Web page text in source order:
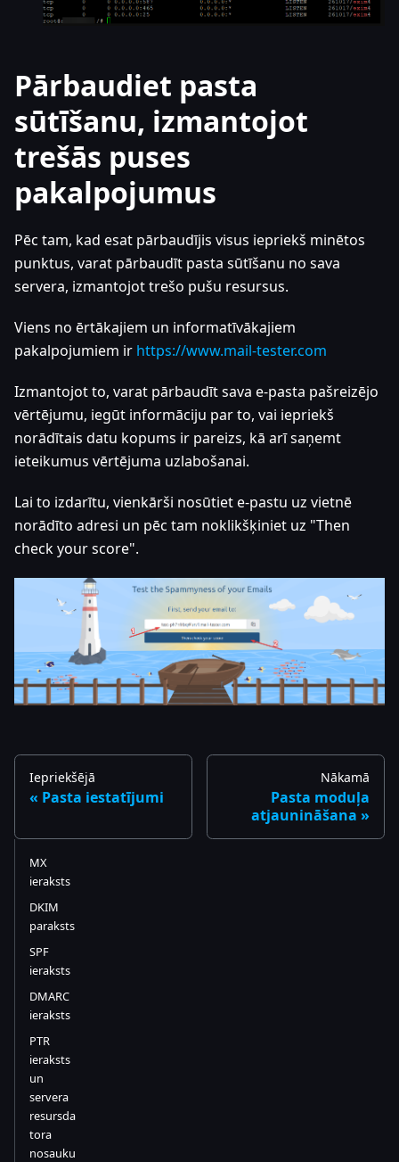
Pārbaudiet pasta
sūtīšanu, izmantojot
trešās puses
pakalpojumus
Pēc tam, kad esat pārbaudījis visus iepriekš minētos
punktus, varat pārbaudīt pasta sūtīšanu no sava
servera, izmantojot trešo pušu resursus.
Viens no ērtākajiem un informatīvākajiem
pakalpojumiem ir https://www.mail-tester.com
Izmantojot to, varat pārbaudīt sava e-pasta pašreizējo
vērtējumu, iegūt informāciju par to, vai iepriekš
norādītais datu kopums ir pareizs, kā arī saņemt
ieteikumus vērtējuma uzlabošanai.
Lai to izdarītu, vienkārši nosūtiet e-pastu uz vietnē
norādīto adresi un pēc tam noklikšķiniet uz "Then
check your score".
Iepriekšējā
Pasta iestatījumi
Nākamā
Pasta moduļa
atjaunināšana
MX
ieraksts
DKIM
paraksts
SPF
ieraksts
DMARC
ieraksts
PTR
ieraksts
un
servera
resursda
tora
nosauku